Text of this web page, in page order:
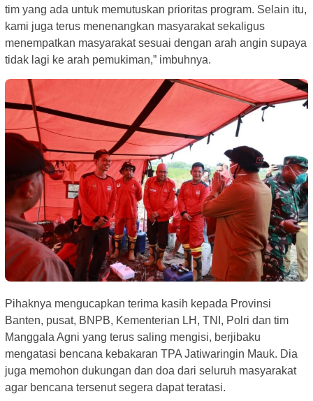
tim yang ada untuk memutuskan prioritas program. Selain itu,
kami juga terus menenangkan masyarakat sekaligus
menempatkan masyarakat sesuai dengan arah angin supaya
tidak lagi ke arah pemukiman,” imbuhnya.
Pihaknya mengucapkan terima kasih kepada Provinsi
Banten, pusat, BNPB, Kementerian LH, TNI, Polri dan tim
Manggala Agni yang terus saling mengisi, berjibaku
mengatasi bencana kebakaran TPA Jatiwaringin Mauk. Dia
juga memohon dukungan dan doa dari seluruh masyarakat
agar bencana tersenut segera dapat teratasi.